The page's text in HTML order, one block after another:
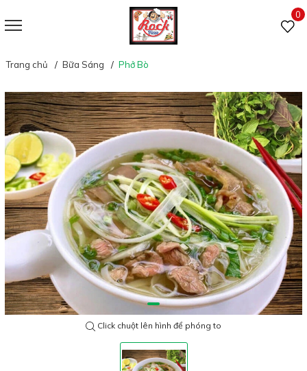
0
Trang chủ Bữa Sáng Phở Bò
Click chuột lên hình để phóng to